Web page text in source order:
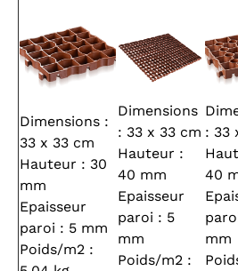
Dimensions :
33 x 33 cm
Hauteur : 30
mm
Epaisseur
paroi : 5 mm
Poids/m2 :
Dimensions
: 33 x 33 cm
Hauteur :
40 mm
Epaisseur
paroi : 5
mm
Poids/m2 :
: 33
40
mm